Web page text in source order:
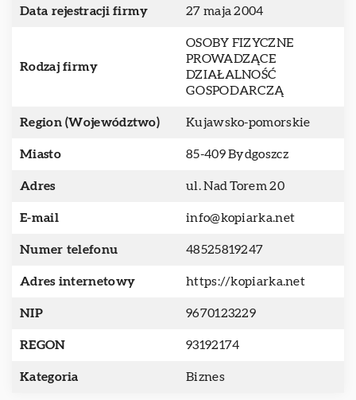
Data rejestracji firmy 27 maja 2004
Rodzaj firmy
OSOBY FIZYCZNE
PROWADZĄCE
DZIAŁALNOŚĆ
GOSPODARCZĄ
Region (Województwo) Kujawsko-pomorskie
Miasto 85-409 Bydgoszcz
Adres ul. Nad Torem 20
E-mail info@kopiarka.net
Numer telefonu 48525819247
Adres internetowy https://kopiarka.net
NIP 9670123229
REGON 93192174
Kategoria Biznes